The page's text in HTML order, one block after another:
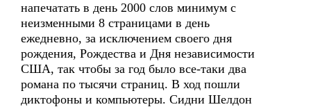
напечатать в день 2000 слов минимум с
неизменными 8 страницами в день
ежедневно, за исключением своего дня
рождения, Рождества и Дня независимости
США, так чтобы за год было все-таки два
романа по тысячи страниц. В ход пошли
диктофоны и компьютеры. Сидни Шелдон